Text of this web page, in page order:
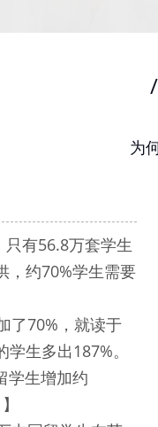
/
为
有56.8万套学生
，约70%学生需要
了70%，就读于
生多出187%。
学生增加约